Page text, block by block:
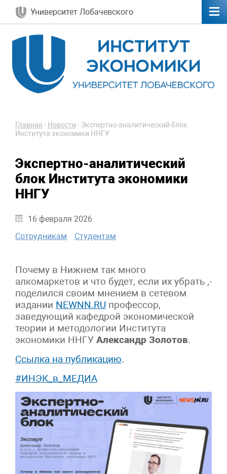
Университет Лобачевского
Главная - Новости - Экспертно-аналитический блок
Института экономики ННГУ
Экспертно-аналитический
блок Института экономики
ННГУ
16 февраля 2026
Сотрудникам
Студентам
Почему в Нижнем так много
алкомаркетов и что будет, если их убрать ,-
поделился своим мнением в сетевом
издании NEWNN.RU профессор,
заведующий кафедрой экономической
теории и методологии Института
экономики ННГУ Александр Золотов.
Ссылка на публикацию.
#ИНЭК_в_МЕДИА